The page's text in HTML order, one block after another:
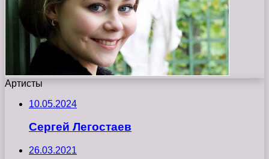
Артисты
10.05.2024
Сергей Легостаев
26.03.2021